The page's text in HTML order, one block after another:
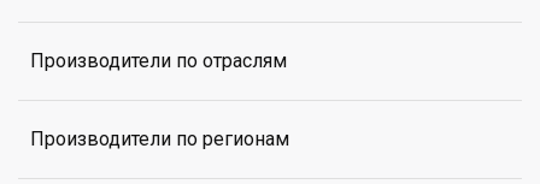
Производители по отраслям
Производители по регионам